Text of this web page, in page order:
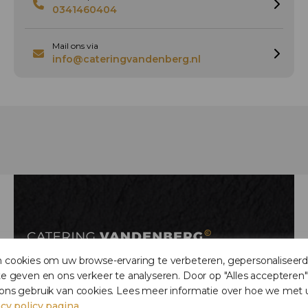
cookies om uw browse-ervaring te verbeteren,
geven en ons verkeer te analyseren. Door op "Alles
gebruik van cookies. Lees meer informatie over hoe we
0341460404
Mail ons via
info@cateringvandenberg.nl